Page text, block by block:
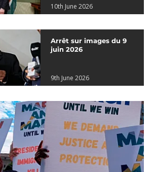
10th June 2026
Arrêt sur images du 9
juin 2026
9th June 2026